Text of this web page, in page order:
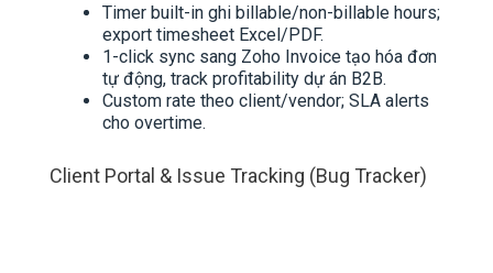
Timer built-in ghi billable/non-billable hours;
export timesheet Excel/PDF.
1-click sync sang Zoho Invoice tạo hóa đơn
tự động, track profitability dự án B2B.​
Custom rate theo client/vendor; SLA alerts
cho overtime.
Client Portal & Issue Tracking (Bug Tracker)